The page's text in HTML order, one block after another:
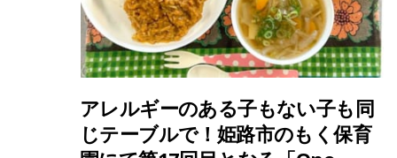
アレルギーのある子もない子も同
じテーブルで！姫路市のもく保育